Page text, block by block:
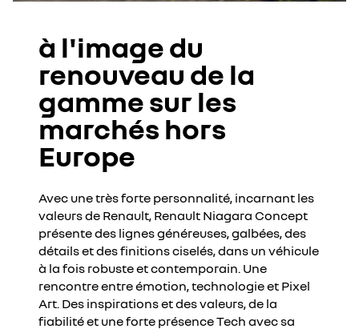
à l'image du
renouveau de la
gamme sur les
marchés hors
Europe
Avec une très forte personnalité, incarnant les
valeurs de Renault, Renault Niagara Concept
présente des lignes généreuses, galbées, des
détails et des finitions ciselés, dans un véhicule
à la fois robuste et contemporain. Une
rencontre entre émotion, technologie et Pixel
Art. Des inspirations et des valeurs, de la
fiabilité et une forte présence Tech avec sa